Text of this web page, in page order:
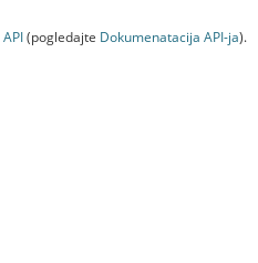
API(pogledajte Dokumenаtаcijа API-jа).